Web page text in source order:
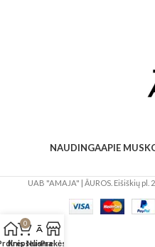
NAUDINGAAPIE MUS
UAB "AMAJA" | ĀUROS. Eišiškių pl.
0
Krepšelis
NuomaPrekės